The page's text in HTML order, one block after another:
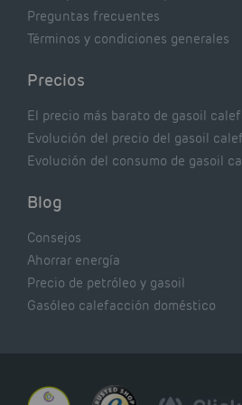
Preguntas frecuentes
Términos y condiciones generales
Precios
El precio más barato de gasoil
Evolución del precio del gasoil
Evolución del consumo de gasoil
Blog
Consejos
Ahorrar energía
Precio de petróleo y gasoil
Gasóleo calefacción doméstico